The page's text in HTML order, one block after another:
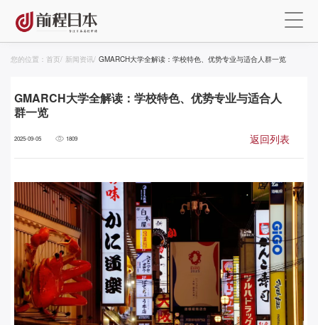
您的位置： 首页/ 新闻资讯/ GMARCH大学全解读：学校特色、优势专业与适合人群一览
GMARCH大学全解读：学校特色、优势专业与适合人
群一览
2025-09-05 1809 返回列表